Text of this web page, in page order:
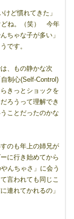
ど慣れてきた」
どね。（笑） 今年
ちゃな子が多い」
です。
、もの静かな次
制心(Self-Control)
きっとショックを
ろうって理解でき
ことだったのかな
のも年上の姉兄が
に行き始めてから
んちゃさ」に会う
言われても同じこ
連れてかれるの」